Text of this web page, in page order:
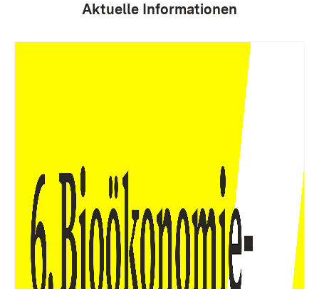
Aktuelle Informationen